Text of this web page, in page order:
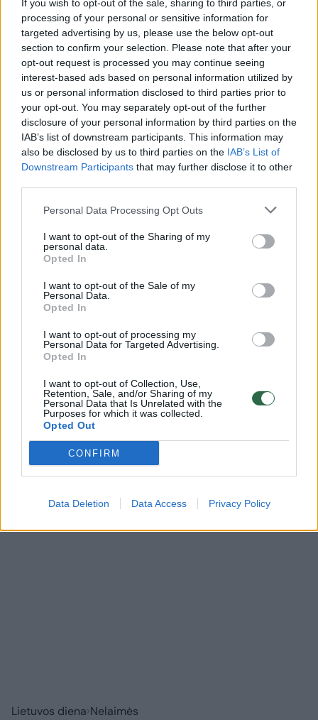
If you wish to opt-out of the sale, sharing to third parties, or
processing of your personal or sensitive information for
targeted advertising by us, please use the below opt-out
section to confirm your selection. Please note that after your
opt-out request is processed you may continue seeing
interest-based ads based on personal information utilized by
us or personal information disclosed to third parties prior to
your opt-out. You may separately opt-out of the further
disclosure of your personal information by third parties on the
IAB’s list of downstream participants. This information may
also be disclosed by us to third parties on the IAB’s List of
Downstream Participants that may further disclose it to other
Personal Data Processing Opt Outs
I want to opt-out of the Sharing of my
personal data.
Opted In
I want to opt-out of the Sale of my
Personal Data.
Opted In
I want to opt-out of processing my
Personal Data for Targeted Advertising.
Opted In
I want to opt-out of Collection, Use,
Retention, Sale, and/or Sharing of my
Personal Data that Is Unrelated with the
Purposes for which it was collected.
Opted Out
CONFIRM
Data Deletion Data Access Privacy Policy
Primename, kad J.Bidenas į Lietuvos žmones
kreipėsi po pasibaigusio NATO viršūnių
susitikimo Vilniuje.
Tai buvo antroji JAV vadovo kalba Lietuvoje.
Pirmoji nuskambėjo prieš daugiau nei 20
metų.
Komentuoti po šiuo straipsniu
Komentuoti gali tik Lrytas registruoti vartotojai.
Prisijunkite prie registruotų vartotojų
Rodyti komentarus
Prisijungti komentatoriams
Lietuvos diena Nelaimės